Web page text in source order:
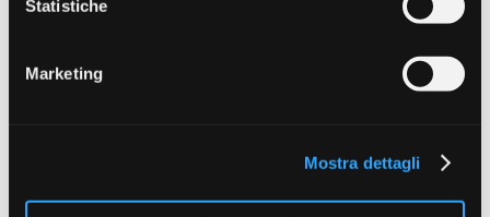
Statistiche
Marketing
Mostra dettagli